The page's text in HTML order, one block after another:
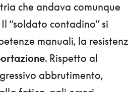
che andava comunque
“soldato contadino” si
manuali, la
. Rispetto al
abbrutimento,